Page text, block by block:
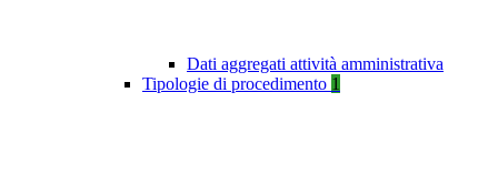
Dati aggregati attività amministrativa
Tipologie di procedimento 1